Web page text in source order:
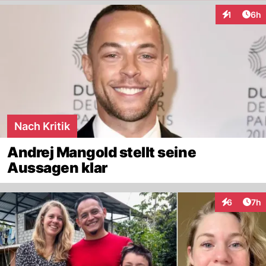
1 6h
Nach Kritik
Andrej Mangold stellt seine
Aussagen klar
6 7h